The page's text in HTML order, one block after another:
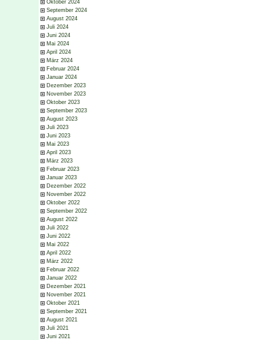
Oktober 2024
September 2024
August 2024
Juli 2024
Juni 2024
Mai 2024
April 2024
März 2024
Februar 2024
Januar 2024
Dezember 2023
November 2023
Oktober 2023
September 2023
August 2023
Juli 2023
Juni 2023
Mai 2023
April 2023
März 2023
Februar 2023
Januar 2023
Dezember 2022
November 2022
Oktober 2022
September 2022
August 2022
Juli 2022
Juni 2022
Mai 2022
April 2022
März 2022
Februar 2022
Januar 2022
Dezember 2021
November 2021
Oktober 2021
September 2021
August 2021
Juli 2021
Juni 2021